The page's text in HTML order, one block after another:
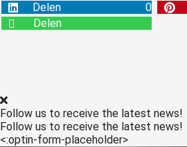
Delen
0
Delen
Follow us to receive the latest news!
Follow us to receive the latest news!
<:optin-form-placeholder>